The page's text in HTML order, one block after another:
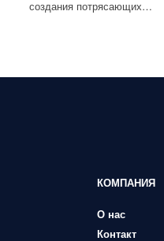
создания потрясающих
КОМПАНИЯ
О нас
Контакт